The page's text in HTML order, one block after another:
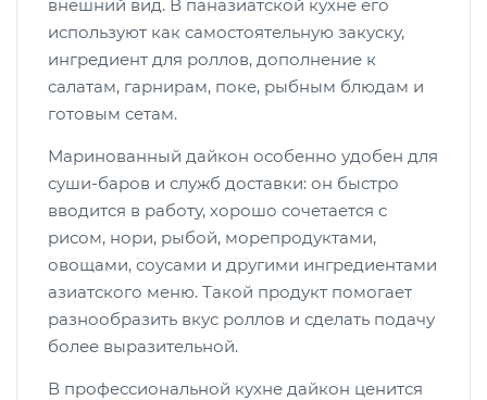
внешний вид. В паназиатской кухне его
используют как самостоятельную закуску,
ингредиент для роллов, дополнение к
салатам, гарнирам, поке, рыбным блюдам и
готовым сетам.
Маринованный дайкон особенно удобен для
суши-баров и служб доставки: он быстро
вводится в работу, хорошо сочетается с
рисом, нори, рыбой, морепродуктами,
овощами, соусами и другими ингредиентами
азиатского меню. Такой продукт помогает
разнообразить вкус роллов и сделать подачу
более выразительной.
В профессиональной кухне дайкон ценится